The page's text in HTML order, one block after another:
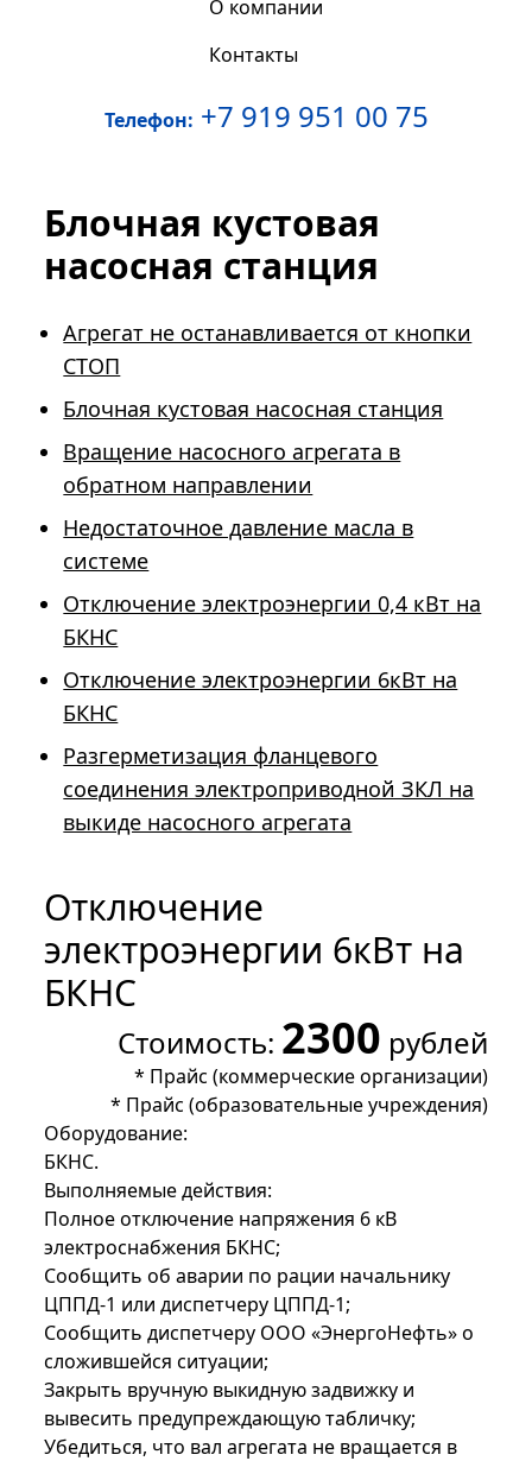
О компании
Контакты
Телефон: +7 919 951 00 75
Блочная кустовая
насосная станция
Агрегат не останавливается от кнопки
СТОП
Блочная кустовая насосная станция
Вращение насосного агрегата в
обратном направлении
Недостаточное давление масла в
системе
Отключение электроэнергии 0,4 кВт на
БКНС
Отключение электроэнергии 6кВт на
БКНС
Разгерметизация фланцевого
соединения электроприводной ЗКЛ на
выкиде насосного агрегата
Отключение
электроэнергии 6кВт на
БКНС
Стоимость: 2300 рублей
* Прайс (коммерческие организации)
* Прайс (образовательные учреждения)
Оборудование:
БКНС.
Выполняемые действия:
Полное отключение напряжения 6 кВ
электроснабжения БКНС;
Сообщить об аварии по рации начальнику
ЦППД-1 или диспетчеру ЦППД-1;
Сообщить диспетчеру ООО «ЭнергоНефть» о
сложившейся ситуации;
Закрыть вручную выкидную задвижку и
вывесить предупреждающую табличку;
Убедиться, что вал агрегата не вращается в